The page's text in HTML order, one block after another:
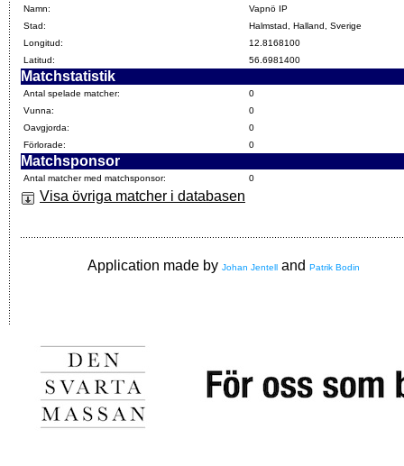
Namn:
Vapnö IP
Stad:
Halmstad, Halland, Sverige
Longitud:
12.8168100
Latitud:
56.6981400
Matchstatistik
Antal spelade matcher:
0
Vunna:
0
Oavgjorda:
0
Förlorade:
0
Matchsponsor
Antal matcher med matchsponsor: 0
Visa övriga matcher i databasen
Application made by Johan Jentell and Patrik Bodin